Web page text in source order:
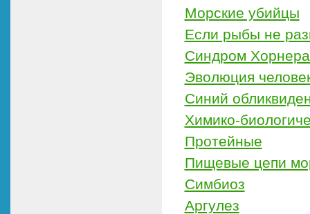
Морские убийцы
Если рыбы не
Синдром
Эволюция
Синий
Химико-
Протейные
Пищевые цепи
Симбиоз
Аргулез